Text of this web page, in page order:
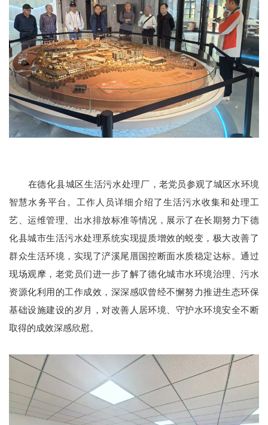
在德化县城区生活污水处理厂 ，老党员参观了城区水环境
智慧水务平台。工作人员详细介绍了生活污水收集和处理工
艺、运维管理、出水排放标准等情况，展示了在长期努力下德
化县城市生活污水处理系统实现提质增效的蜕变，极大改善了
群众生活环境，实现了浐溪尾厝国控断面水质稳定达标。通过
现场观摩，老党员们进一步了解了德化城市水环境治理、污水
资源化利用的工作成效，深深感叹曾经不懈努力推进生态环保
基础设施建设的岁月，对改善人居环境、守护水环境安全不断
取得的成效深感欣慰。